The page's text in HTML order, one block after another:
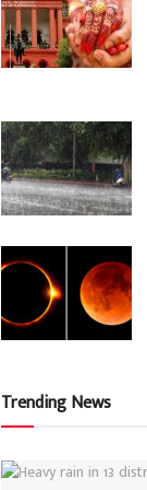
Trending News